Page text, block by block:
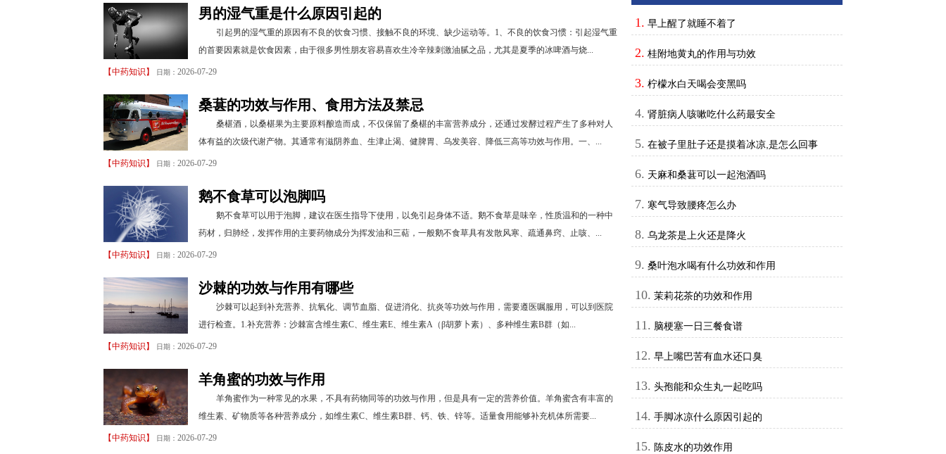
男的湿气重是什么原因引起的
引起男的湿气重的原因有不良的饮食习惯、接触不良的环境、缺少运动等。1、不良的饮食习惯：引起湿气重
的首要因素就是饮食因素，由于很多男性朋友容易喜欢生冷辛辣刺激油腻之品，尤其是夏季的冰啤酒与烧...
【中药知识 】 日期： 2026-07-29
桑葚的功效与作用、食用方法及禁忌
桑椹酒，以桑椹果为主要原料酿造而成，不仅保留了桑椹的丰富营养成分，还通过发酵过程产生了多种对人
体有益的次级代谢产物。其通常有滋阴养血、生津止渴、健脾胃、乌发美容、降低三高等功效与作用。一、...
【中药知识 】 日期： 2026-07-29
鹅不食草可以泡脚吗
鹅不食草可以用于泡脚，建议在医生指导下使用，以免引起身体不适。鹅不食草是味辛，性质温和的一种中
药材，归肺经，发挥作用的主要药物成分为挥发油和三萜，一般鹅不食草具有发散风寒、疏通鼻窍、止咳、...
【中药知识 】 日期： 2026-07-29
沙棘的功效与作用有哪些
沙棘可以起到补充营养、抗氧化、调节血脂、促进消化、抗炎等功效与作用，需要遵医嘱服用，可以到医院
进行检查。1.补充营养：沙棘富含维生素C、维生素E、维生素A（β胡萝卜素）、多种维生素B群（如...
【中药知识 】 日期： 2026-07-29
羊角蜜的功效与作用
羊角蜜作为一种常见的水果，不具有药物同等的功效与作用，但是具有一定的营养价值。羊角蜜含有丰富的
维生素、矿物质等各种营养成分，如维生素C、维生素B群、钙、铁、锌等。适量食用能够补充机体所需要...
【中药知识 】 日期： 2026-07-29
1. 早上醒了就睡不着了
2. 桂附地黄丸的作用与功效
3. 柠檬水白天喝会变黑吗
4. 肾脏病人咳嗽吃什么药最安全
5. 在被子里肚子还是摸着冰凉,是怎么回事
6. 天麻和桑葚可以一起泡酒吗
7. 寒气导致腰疼怎么办
8. 乌龙茶是上火还是降火
9. 桑叶泡水喝有什么功效和作用
10. 茉莉花茶的功效和作用
11. 脑梗塞一日三餐食谱
12. 早上嘴巴苦有血水还口臭
13. 头孢能和众生丸一起吃吗
14. 手脚冰凉什么原因引起的
15. 陈皮水的功效作用